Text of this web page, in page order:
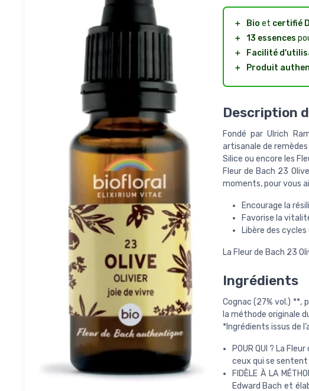
＋ Bio et certifié
＋ 13 essences
＋
Facilité
＋
Produit
Description
Fondé par Ulrich
artisanale de
Silice ou encore les
Fleur de Bach 23
moments, pour vous
Encourage la
Favorise la
Libère des
La Fleur de Bach 23
Ingrédients
Cognac (27% vol.) **,
la méthode originale
*Ingrédients issus de
POUR QUI ? La
ceux qui se
FIDÈLE À LA
Edward Bach et